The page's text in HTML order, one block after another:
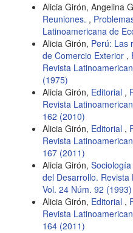
Alicia Girón, Angelina
Reuniones. ,
Latinoamericana de
Alicia Girón, Perú: Las
de Comercio Exterior ,
Revista
(1975)
Alicia Girón, Editorial ,
Revista
162 (2010)
Alicia Girón, Editorial ,
Revista
167 (2011)
Alicia Girón,
del Desarrollo.
Vol. 24 Núm. 92 (1993)
Alicia Girón, Editorial ,
Revista
164 (2011)